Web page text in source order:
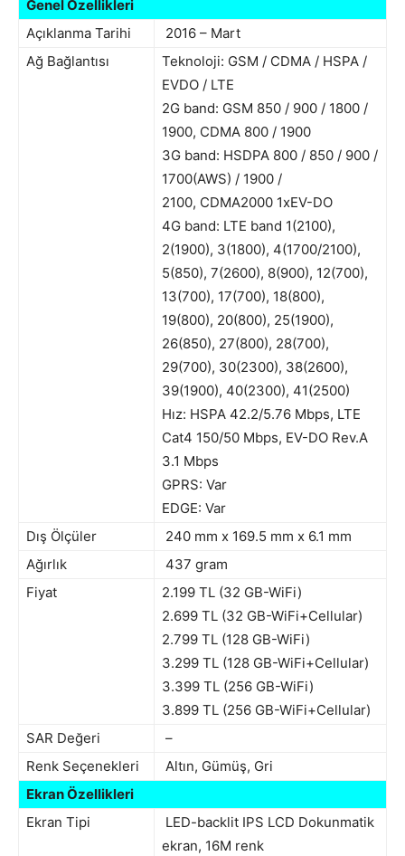
Genel Özellikleri
Açıklanma Tarihi
2016 – Mart
Ağ Bağlantısı
Teknoloji: GSM / CDMA / HSPA /
EVDO / LTE
2G band: GSM 850 / 900 / 1800 /
1900, CDMA 800 / 1900
3G band: HSDPA 800 / 850 / 900 /
1700(AWS) / 1900 /
2100, CDMA2000 1xEV-DO
4G band: LTE band 1(2100),
2(1900), 3(1800), 4(1700/2100),
5(850), 7(2600), 8(900), 12(700),
13(700), 17(700), 18(800),
19(800), 20(800), 25(1900),
26(850), 27(800), 28(700),
29(700), 30(2300), 38(2600),
39(1900), 40(2300), 41(2500)
Hız: HSPA 42.2/5.76 Mbps, LTE
Cat4 150/50 Mbps, EV-DO Rev.A
3.1 Mbps
GPRS: Var
EDGE: Var
Dış Ölçüler
240 mm x 169.5 mm x 6.1 mm
Ağırlık
437 gram
Fiyat
2.199 TL (32 GB-WiFi)
2.699 TL (32 GB-WiFi+Cellular)
2.799 TL (128 GB-WiFi)
3.299 TL (128 GB-WiFi+Cellular)
3.399 TL (256 GB-WiFi)
3.899 TL (256 GB-WiFi+Cellular)
SAR Değeri
–
Renk Seçenekleri
Altın, Gümüş, Gri
Ekran Özellikleri
Ekran Tipi
LED-backlit IPS LCD Dokunmatik
ekran, 16M renk